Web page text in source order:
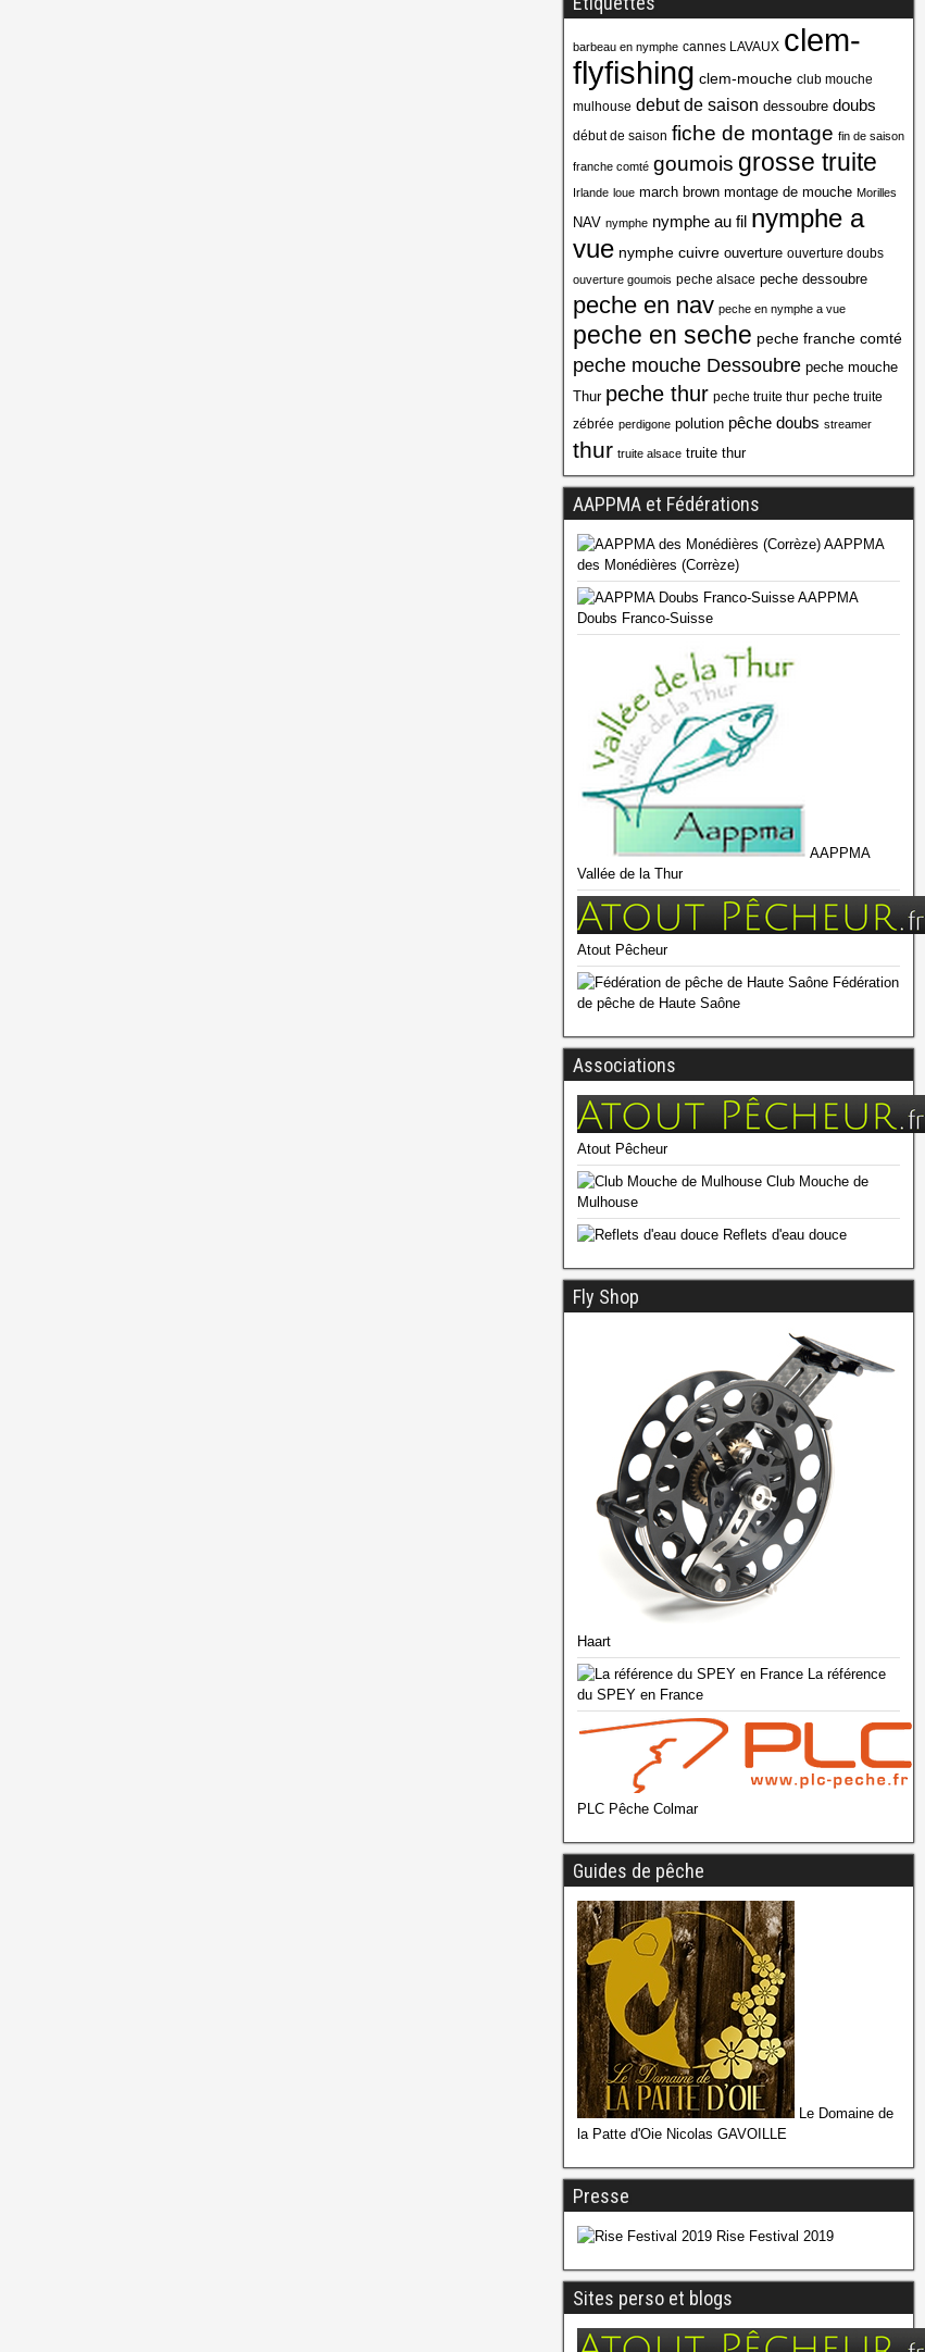
barbeau en nymphe cannes LAVAUX clem-
flyfishing clem-mouche club mouche
mulhouse debut de saison dessoubre doubs
début de saison fiche de montage fin de saison
franche comté goumois grosse truite
Irlande loue march brown montage de mouche Morilles
NAV nymphe nymphe au fil nymphe a
vue nymphe cuivre ouverture ouverture doubs
ouverture goumois peche alsace peche dessoubre
peche en nav peche en nymphe a vue
peche en seche peche franche comté
peche mouche Dessoubre peche mouche
Thur peche thur peche truite thur peche truite
zébrée perdigone polution pêche doubs streamer
thur truite alsace truite thur
AAPPMA et Fédérations
AAPPMA
des Monédières (Corrèze)
AAPPMA
Doubs Franco-Suisse
AAPPMA
Vallée de la Thur
Atout Pêcheur
Fédération
de pêche de Haute Saône
Associations
Atout Pêcheur
Club Mouche de
Mulhouse
Reflets d'eau douce
Fly Shop
Haart
La référence
du SPEY en France
PLC Pêche Colmar
Guides de pêche
Le Domaine de
la Patte d'Oie Nicolas GAVOILLE
Presse
Rise Festival 2019
Sites perso et blogs